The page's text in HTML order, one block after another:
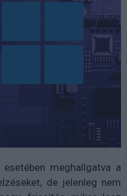
meghallgatva a
de jelenleg nem